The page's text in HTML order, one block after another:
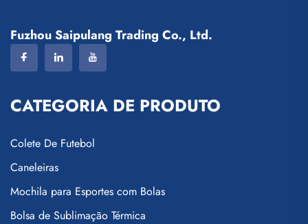
Fuzhou Saipulang Trading Co., Ltd.
CATEGORIA DE PRODUTO
Colete De Futebol
Caneleiras
Mochila para Esportes com Bolas
Bolsa de Sublimação Térmica